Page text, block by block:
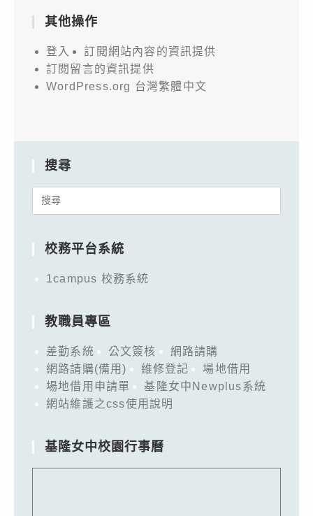
其他操作
登入
訂閱網站內容的資訊提供
訂閱留言的資訊提供
WordPress.org 台灣繁體中文
搜尋
Search
校務平台系統
1campus 校務系統
教職員專區
差勤系統 公文簽核
網路請購
網路請購(備用)
維修登記
場地借用
場地借用申請單
基隆女中Newplus系統
網站維護之css使用說明
基隆女中校園行事曆